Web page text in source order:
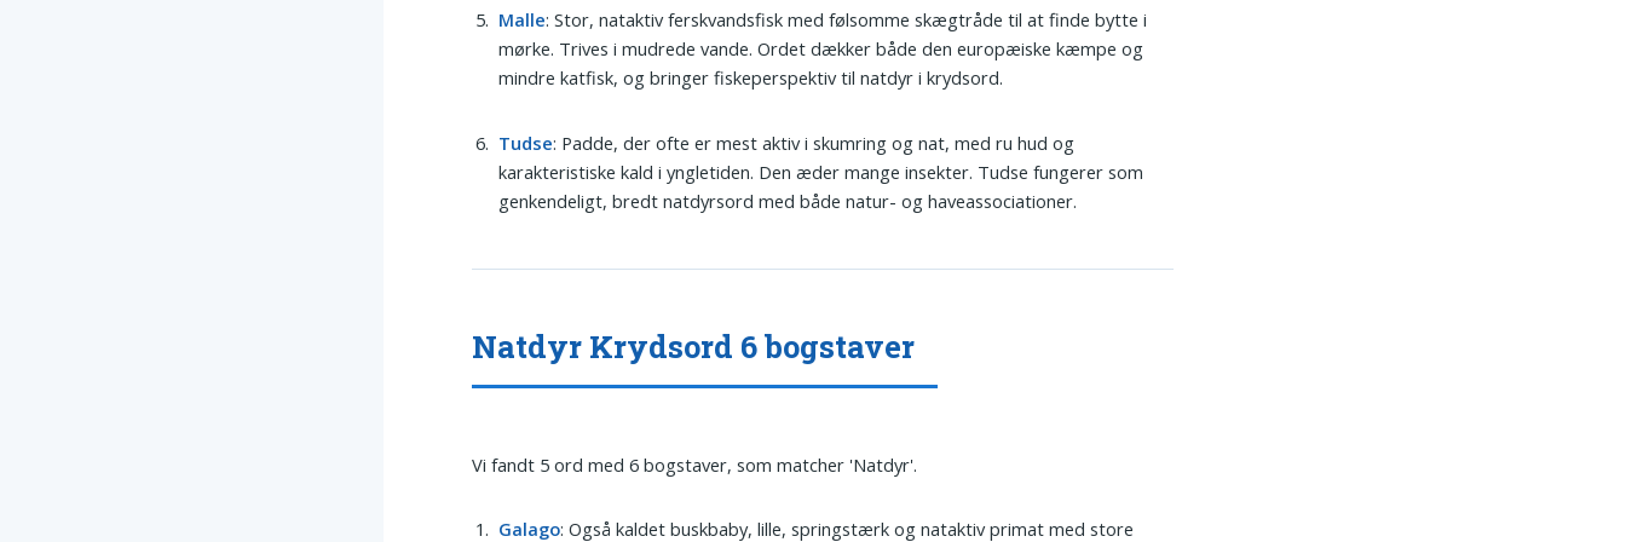
Malle: Stor, nataktiv ferskvandsfisk med følsomme skægtråde til at finde bytte i
mørke. Trives i mudrede vande. Ordet dækker både den europæiske kæmpe og
mindre katfisk, og bringer fiskeperspektiv til natdyr i krydsord.
Tudse: Padde, der ofte er mest aktiv i skumring og nat, med ru hud og
karakteristiske kald i yngletiden. Den æder mange insekter. Tudse fungerer som
genkendeligt, bredt natdyrsord med både natur- og haveassociationer.
Natdyr Krydsord 6 bogstaver
Vi fandt 5 ord med 6 bogstaver, som matcher 'Natdyr'.
Galago: Også kaldet buskbaby, lille, springstærk og nataktiv primat med store